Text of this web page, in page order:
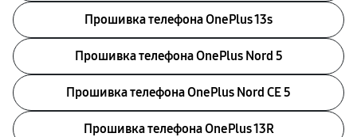
Прошивка телефона OnePlus 13s
Прошивка телефона OnePlus Nord 5
Прошивка телефона OnePlus Nord CE 5
Прошивка телефона OnePlus 13R